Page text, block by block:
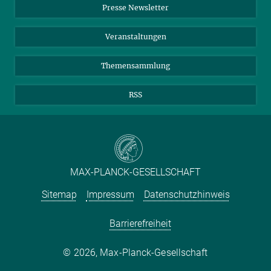
Meldestelle Fehlverhalten
TikTok
YouTube
Presse Newsletter
Veranstaltungen
Themensammlung
RSS
MAX-PLANCK-GESELLSCHAFT
Sitemap
Impressum Datenschutzhinweis
Barrierefreiheit
2026, Max-Planck-Gesellschaft